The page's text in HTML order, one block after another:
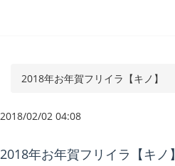
2018年お年賀フリイラ【キノ】
2018/02/02 04:08
2018年お年賀フリイラ【キノ】